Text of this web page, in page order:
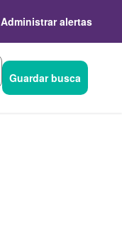
Administrar alertas
Guardar busca